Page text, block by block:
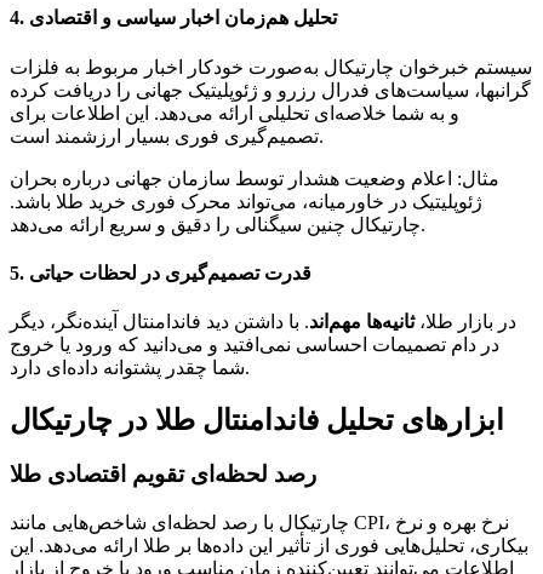
4. تحلیل هم‌زمان اخبار سیاسی و اقتصادی
سیستم خبرخوان چارتیکال به‌صورت خودکار اخبار مربوط به فلزات
گرانبها، سیاست‌های فدرال رزرو و ژئوپلیتیک جهانی را دریافت کرده
و به شما خلاصه‌ای تحلیلی ارائه می‌دهد. این اطلاعات برای
تصمیم‌گیری فوری بسیار ارزشمند است.
مثال: اعلام وضعیت هشدار توسط سازمان جهانی درباره بحران
ژئوپلیتیک در خاورمیانه، می‌تواند محرک فوری خرید طلا باشد.
چارتیکال چنین سیگنالی را دقیق و سریع ارائه می‌دهد.
5. قدرت تصمیم‌گیری در لحظات حیاتی
در بازار طلا،ثانیه‌ها مهم‌اند. با داشتن دید فاندامنتال آینده‌نگر، دیگر
در دام تصمیمات احساسی نمی‌افتید و می‌دانید که ورود یا خروج
شما چقدر پشتوانه داده‌ای دارد.
ابزارهای تحلیل فاندامنتال طلا در چارتیکال
رصد لحظه‌ای تقویم اقتصادی طلا
چارتیکال با رصد لحظه‌ای شاخص‌هایی مانند CPI، نرخ بهره و نرخ
بیکاری، تحلیل‌هایی فوری از تأثیر این داده‌ها بر طلا ارائه می‌دهد. این
اطلاعات می‌توانند تعیین‌کننده زمان مناسب ورود یا خروج از بازار